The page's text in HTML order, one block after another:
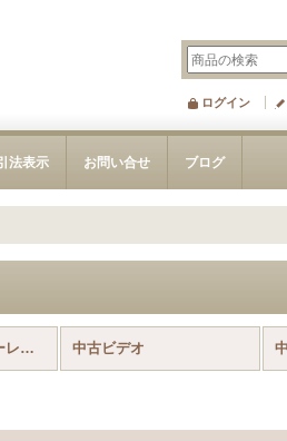
ログイン
法表示 お問い合せ ブログ
中古Blu-ray（ブルーレイ） 中古ビデオ